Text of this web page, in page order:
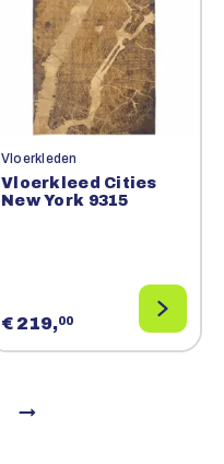
Vloerkleden
Vloerkleed Cities
New York 9315
€ 219,00
→